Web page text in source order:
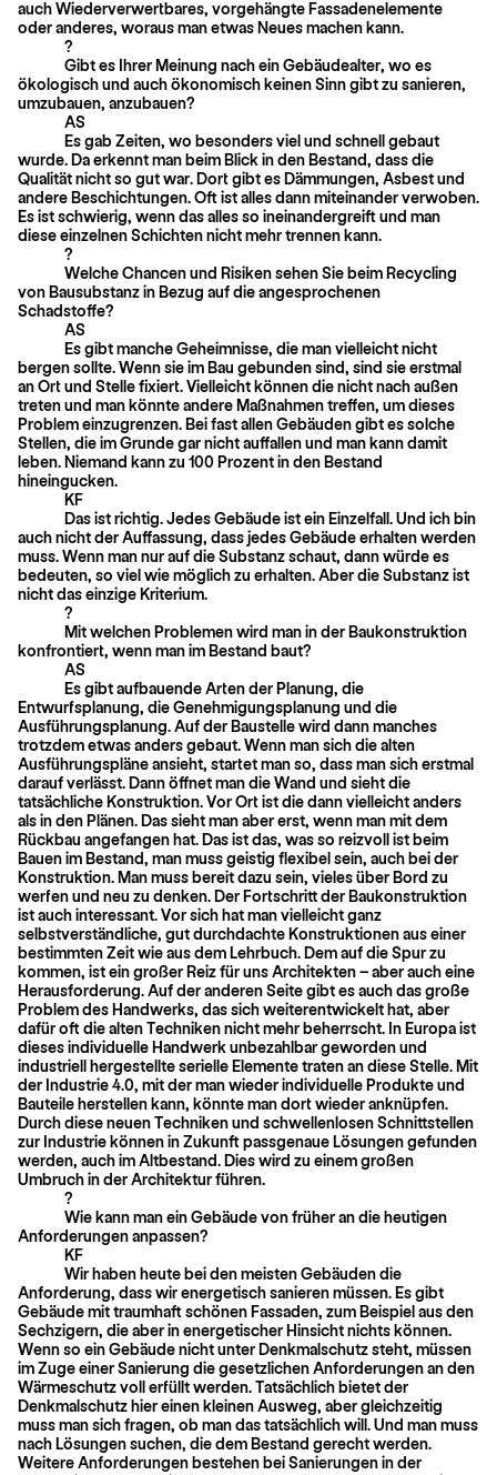
auch Wiederverwertbares, vorgehängte Fassadenelemente
oder anderes, woraus man etwas Neues machen kann.
?
Gibt es Ihrer Meinung nach ein Gebäudealter, wo es
ökologisch und auch ökonomisch keinen Sinn gibt zu sanieren,
umzubauen, anzubauen?
AS
Es gab Zeiten, wo besonders viel und schnell gebaut
wurde. Da erkennt man beim Blick in den Bestand, dass die
Qualität nicht so gut war. Dort gibt es Dämmungen, Asbest und
andere Beschichtungen. Oft ist alles dann miteinander verwoben.
Es ist schwierig, wenn das alles so ineinandergreift und man
diese einzelnen Schichten nicht mehr trennen kann.
?
Welche Chancen und Risiken sehen Sie beim Recycling
von Bausubstanz in Bezug auf die angesprochenen
Schadstoffe?
AS
Es gibt manche Geheimnisse, die man vielleicht nicht
bergen sollte. Wenn sie im Bau gebunden sind, sind sie erstmal
an Ort und Stelle fixiert. Vielleicht können die nicht nach außen
treten und man könnte andere Maßnahmen treffen, um dieses
Problem einzugrenzen. Bei fast allen Gebäuden gibt es solche
Stellen, die im Grunde gar nicht auffallen und man kann damit
leben. Niemand kann zu 100 Prozent in den Bestand
hineingucken.
KF
Das ist richtig. Jedes Gebäude ist ein Einzelfall. Und ich bin
auch nicht der Auffassung, dass jedes Gebäude erhalten werden
muss. Wenn man nur auf die Substanz schaut, dann würde es
bedeuten, so viel wie möglich zu erhalten. Aber die Sub­stanz ist
nicht das einzige Kriterium.
?
Mit welchen Problemen wird man in der Baukonstruktion
konfrontiert, wenn man im Bestand baut?
AS
Es gibt aufbauende Arten der Planung, die
Entwurfsplanung, die Genehmigungsplanung und die
Ausführungsplanung. Auf der Baustelle wird dann manches
trotzdem etwas anders gebaut. Wenn man sich die alten
Ausführungspläne ansieht, startet man so, dass man sich erstmal
darauf verlässt. Dann öffnet man die Wand und sieht die
tatsächliche Konstruktion. Vor Ort ist die dann vielleicht anders
als in den Plänen. Das sieht man aber erst, wenn man mit dem
Rückbau angefangen hat. Das ist das, was so reizvoll ist beim
Bauen im Bestand, man muss geistig flexibel sein, auch bei der
Konstruktion. Man muss bereit dazu sein, vieles über Bord zu
wer­fen und neu zu denken. Der Fortschritt der Baukonstruktion
ist auch interessant. Vor sich hat man vielleicht ganz
selbstverständliche, gut durchdachte Konstruk­tionen aus einer
bestimmten Zeit wie aus dem Lehrbuch. Dem auf die Spur zu
kommen, ist ein großer Reiz für uns Architekten – aber auch eine
Herausforderung. Auf der anderen Seite gibt es auch das große
Problem des Handwerks, das sich weiterentwickelt hat, aber
dafür oft die alten Techniken nicht mehr beherrscht. In Europa ist
dieses individuelle Handwerk unbezahlbar geworden und
industriell hergestellte serielle Elemente traten an diese Stelle. Mit
der Industrie 4.0, mit der man wieder individuelle Produkte und
Bauteile herstellen kann, könnte man dort wieder anknüpfen.
Durch diese neuen Techniken und schwellenlosen Schnittstellen
zur Industrie können in Zukunft passgenaue Lösungen gefunden
werden, auch im Altbestand. Dies wird zu einem großen
Umbruch in der Architektur führen.
?
Wie kann man ein Gebäude von früher an die heutigen
Anforderungen anpassen?
KF
Wir haben heute bei den meisten Gebäuden die
Anforderung, dass wir energetisch sanieren müssen. Es gibt
Gebäude mit traumhaft schönen Fassaden, zum Beispiel aus den
Sechzigern, die aber in energetischer Hinsicht nichts können.
Wenn so ein Gebäude nicht unter Denkmalschutz steht, müssen
im Zuge einer Sanierung die gesetzlichen Anforderungen an den
Wärmeschutz voll erfüllt werden. Tatsächlich bietet der
Denkmalschutz hier einen kleinen Ausweg, aber gleichzeitig
muss man sich fragen, ob man das tatsächlich will. Und man muss
nach Lösungen suchen, die dem Bestand gerecht werden.
Weitere Anforderungen bestehen bei Sanierungen in der